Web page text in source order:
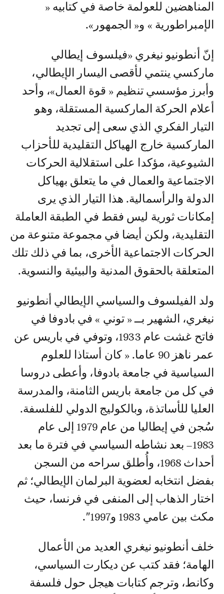
المناهضين للعولمة خاصة في كتابيه «
الإمبراطورية » و« الجمهور».
إنّ أنطونيو نيغري «فيلسوف إيطالي
ماركسي ينتمي لأقصى اليسار الإيطالي،
وأبرز مؤسسي تنظيم « قوة العمال»، وأحد
أعلام الحركة الماركسية المستقلة، وهو
التيار الفكري الذي سعى إلى تجديد
الماركسية خارج الهياكل التقليدية للأحزاب
الشيوعية، مؤكدا على استقلالية الحركات
الاجتماعية والعمال في ما يتعلق بهياكل
الدولة والرأسمالية. هذا التيار الذي يرى
إمكانات ثورية ليس فقط في الطبقة العاملة
التقليدية، ولكن أيضا في مجموعة متنوعة من
الحركات الاجتماعية الأخرى، بما في ذلك تلك
المتعلقة بالحقوق المدنية والبيئية والنسوية.
ولد الفيلسوف والسياسي الإيطالي أنطونيو
نيغري، الشهير بــ « توني » في بادوفا في
فاتح غشت عام 1933، وتوفي في باريس عن
عمر ناهز 90 عاما. « كان أستاذا للعلوم
السياسية في جامعة بادوفا، وأعطى دروسا
في كل من جامعة باريس الثامنة، والمدرسة
العليا للأساتذة، وبالكوليج الدولي للفلسفة.
سُجن في إيطاليا من عام 1979 إلى عام
1983– بعد نشاطه السياسي في فترة ما بعد
أحداث 1968، وأُطلق سراحه من السجن
بفضل انتخابه لعضوية البرلمان الإيطالي؛ ثم
اختار الذهاب إلى المنفى في فرنسا، حيث
مكث بين عامي 1983 و1997″.
خلف أنطونيو نيغري العديد من الأعمال
الهامة؛ فقد كتب عن ديكارت السياسي،
وكانط، وترجم كتابات هيجل حول فلسفة